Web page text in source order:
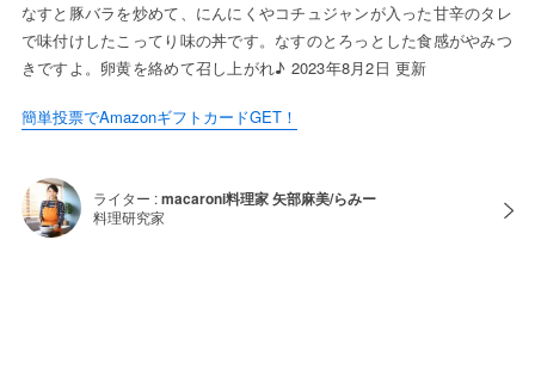
なすと豚バラを炒めて、にんにくやコチュジャンが入った甘辛のタレ
で味付けしたこってり味の丼です。なすのとろっとした食感がやみつ
きですよ。卵黄を絡めて召し上がれ♪ 2023年8月2日 更新
簡単投票でAmazonギフトカードGET！
ライター :macaroni料理家 矢部麻美/らみー
料理研究家